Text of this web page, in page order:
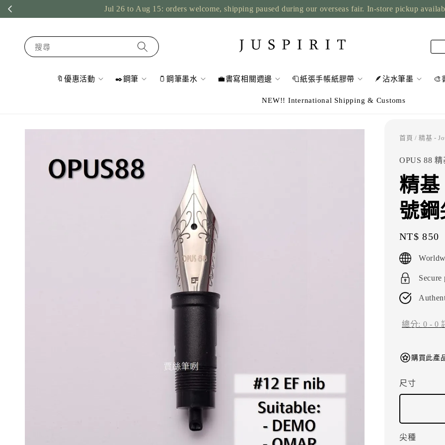
Jul 26 to Aug 15: orders welcome, shipping paused during our overseas fair. In-store pickup
搜尋
🔖優惠活動 ✒️鋼筆 🫙鋼筆墨水 💼書寫相關週邊 🧻紙張手帳紙膠帶 🪶沾水筆墨 🎨
NEW!! International Shipping & Customs
首頁 / 精基 -
OPUS 88 精
精基
號鋼
Regular
price
NT$ 850
Secure
總分: 0 -0
購買此產
尺寸
尖種